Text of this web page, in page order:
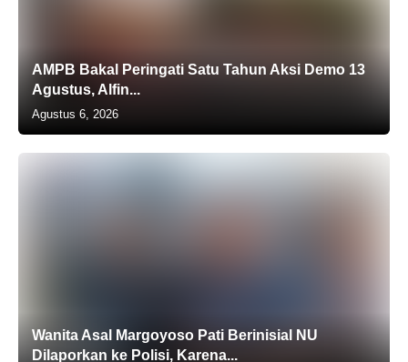
AMPB Bakal Peringati Satu Tahun Aksi Demo 13
Agustus, Alfin...
Agustus 6, 2026
Wanita Asal Margoyoso Pati Berinisial NU
Dilaporkan ke Polisi, Karena...